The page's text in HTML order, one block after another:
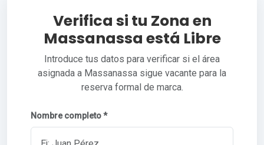
Verifica si tu Zona en
Massanassa está Libre
Introduce tus datos para verificar si el área
asignada a Massanassa sigue vacante para la
reserva formal de marca.
Nombre completo *